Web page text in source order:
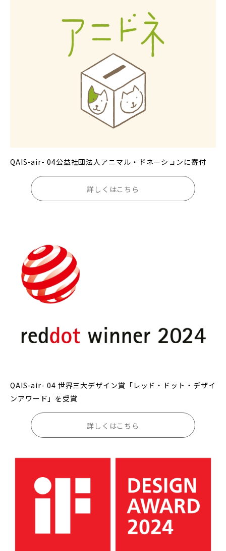
QAIS-air- 04公益社団法人アニマル・ドネーションに寄付
詳しくはこちら
QAIS-air- 04 世界三大デザイン賞「レッド・ドット・デザイ
ンアワード」を受賞
詳しくはこちら